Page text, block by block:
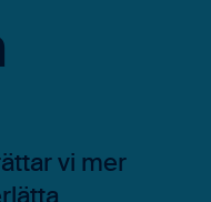
vi mer